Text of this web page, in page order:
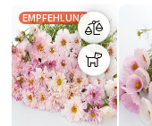
EMPFEHLUNG